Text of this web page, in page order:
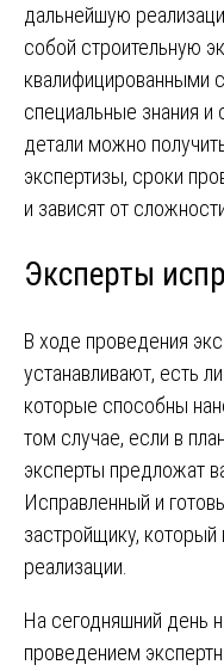
дальнейшую
собой строительную
квалифицированными
специальные знания и
детали можно
экспертизы, сроки
и зависят от
Эксперты
В ходе проведения
устанавливают, есть
которые способны
том случае, если в
эксперты предложат
Исправленный и
застройщику, который
реализации.
На сегодняшний день
проведением